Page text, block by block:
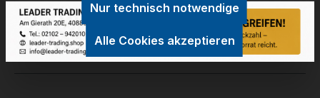
GPSR Information
Bewertungen
Nur technisch notwendige
Alle Cookies akzeptieren